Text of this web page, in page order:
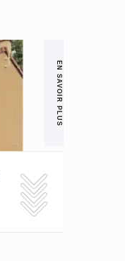
EN SAVOIR PLUS